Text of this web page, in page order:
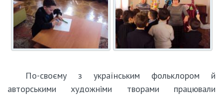
По-своєму з українським фольклором й
авторськими художніми творами працювали